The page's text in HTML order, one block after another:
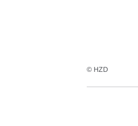
© HZD